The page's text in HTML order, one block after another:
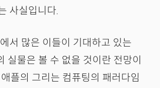
사실입니다.
서 많은 이들이 기대하고 있는
실물은 볼 수 없을 것이란 전망이
플의 그리는 컴퓨팅의 패러다임